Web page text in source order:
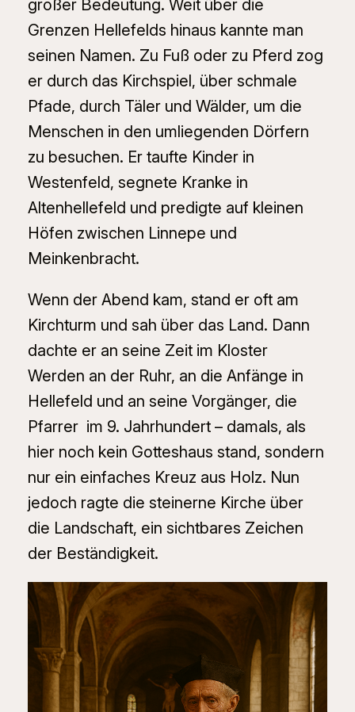
großer Bedeutung. Weit über die
Grenzen Hellefelds hinaus kannte man
seinen Namen. Zu Fuß oder zu Pferd zog
er durch das Kirchspiel, über schmale
Pfade, durch Täler und Wälder, um die
Menschen in den umliegenden Dörfern
zu besuchen. Er taufte Kinder in
Westenfeld, segnete Kranke in
Altenhellefeld und predigte auf kleinen
Höfen zwischen Linnepe und
Meinkenbracht.
Wenn der Abend kam, stand er oft am
Kirchturm und sah über das Land. Dann
dachte er an seine Zeit im Kloster
Werden an der Ruhr, an die Anfänge in
Hellefeld und an seine Vorgänger, die
Pfarrer im 9. Jahrhundert – damals, als
hier noch kein Gotteshaus stand, sondern
nur ein einfaches Kreuz aus Holz. Nun
jedoch ragte die steinerne Kirche über
die Landschaft, ein sichtbares Zeichen
der Beständigkeit.